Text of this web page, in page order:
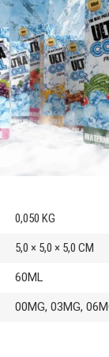
0,050 KG
5,0 × 5,0 × 5,0 CM
60ML
00MG, 03MG,